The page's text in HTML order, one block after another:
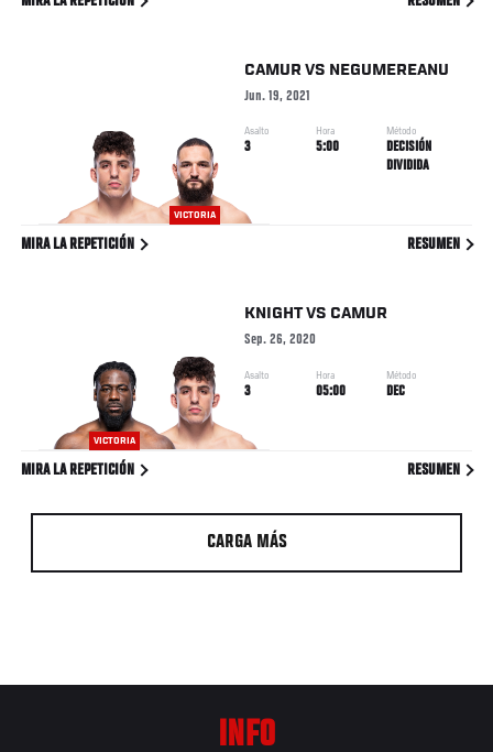
VICTORIA
CAMUR VS NEGUMEREANU
Jun. 19, 2021
Asalto
3
Hora
5:00
Método
DECISIÓN
DIVIDIDA
MIRA LA REPETICIÓN RESUMEN
VICTORIA
KNIGHTVS CAMUR
Sep. 26, 2020
Asalto
3
Hora
05:00
Método
DEC
MIRA LA REPETICIÓN RESUMEN
CARGA MÁS
INFO